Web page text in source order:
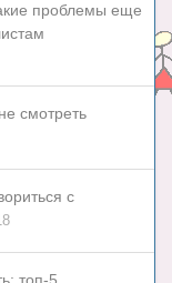
проблемы еще
смотреть
с